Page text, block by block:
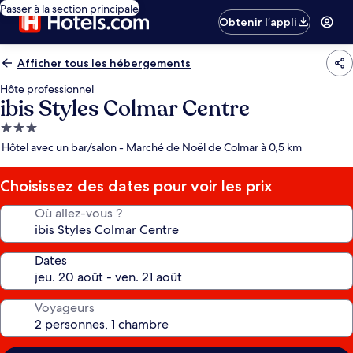
Passer à la section principale
Obtenir l’appli
Afficher tous les hébergements
Hôte professionnel
ibis Styles Colmar Centre
Hébergement
3.0 étoiles
Hôtel avec un bar/salon - Marché de Noël de Colmar à 0,5 km
Choisissez des dates pour voir les prix
Où allez-vous ?
Dates
Voyageurs